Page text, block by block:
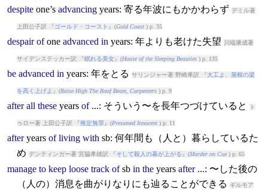
despiteone’s advancing years: 寄る年波にもかかわらず デミル著
上田公子訳 『ゴールド・コースト 』(Gold Coast) p. 35
despair ofone advanced in years: 年よりも老けた失望 川端康成著
サイデンステッカー訳 『眠れる美女』(House of the Sleeping Beauties) p. 135
be advanced in years: 年をとる サリンジャー著 野崎孝訳 『大工よ、屋根の梁
を高く上げよ 』(Raise High The Roof Beam, Carpenters) p. 9
after all these years of...: そういう〜を長年つづけていると ト
ゥロー著 上田公子訳 『推定無罪』(Presumed Innocent) p. 11
after years of living with sb: 何年間も（人と）暮らしているた
め デンティンガー著 宮脇孝雄訳 『そして殺人の幕が上がる 』(Murder on Cue) p. 65
manage to keep loose track ofsb in the years after...: 〜した後の
（人の）消息を曲がりなりにも辿ることができる
ギルモア